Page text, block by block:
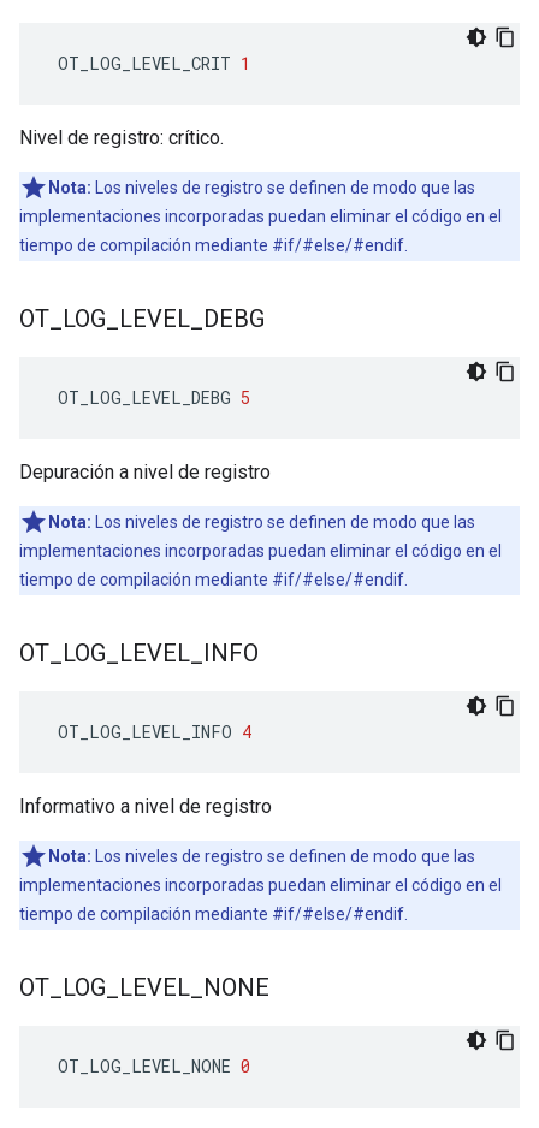
OT_LOG_LEVEL_CRIT 1
Nivel de registro: crítico.
Nota: Los niveles de registro se definen de modo que las
implementaciones incorporadas puedan eliminar el código en el
tiempo de compilación mediante #if/#else/#endif.
OT LOG LEVEL DEBG
OT_LOG_LEVEL_DEBG 5
Depuración a nivel de registro
Nota: Los niveles de registro se definen de modo que las
implementaciones incorporadas puedan eliminar el código en el
tiempo de compilación mediante #if/#else/#endif.
OT LOG LEVEL INFO
OT_LOG_LEVEL_INFO 4
Informativo a nivel de registro
Nota: Los niveles de registro se definen de modo que las
implementaciones incorporadas puedan eliminar el código en el
tiempo de compilación mediante #if/#else/#endif.
OT LOG LEVEL NONE
OT_LOG_LEVEL_NONE 0